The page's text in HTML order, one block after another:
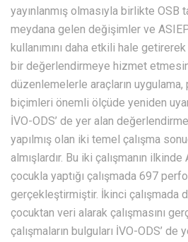
yayınlanmış olmasıyla birlikte OSB
meydana gelen değişimler ve
kullanımını daha etkili hale
bir değerlendirmeye hizmet
düzenlemelerle araçların
biçimleri önemli ölçüde yeniden
İVO-ODS’ de yer alan
yapılmış olan iki temel çalışma
almışlardır. Bu iki çalışmanın
çocukla yaptığı çalışmada 697
gerçekleştirmiştir. İkinci çalışmada
çocuktan veri alarak çalışmasını
çalışmaların bulguları İVO-ODS’ de